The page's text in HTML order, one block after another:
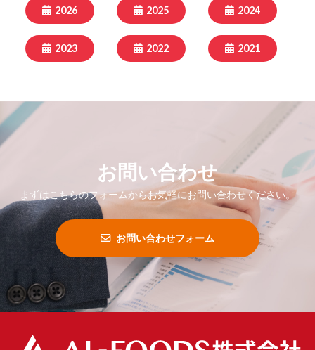
2026 2025 2024
2023 2022 2021
お問い合わせ
まずはこちらのフォームからお気軽にお問い合わせください。
お問い合わせフォーム